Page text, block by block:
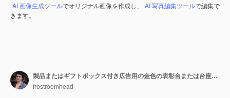
AI 画像生成ツールでオリジナル画像を作成し、 AI 写真編集ツールで編集で
きます。
製品またはギフトボックス付き広告用の金色の表彰台または台座、3Dレンダリング
frostroomhead